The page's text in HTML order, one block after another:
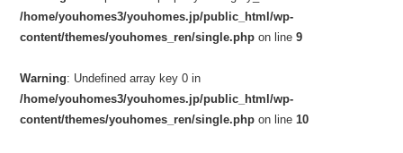
/home/youhomes3/youhomes.jp/public_html/wp-
content/themes/youhomes_ren/single.php on line9
Warning: Undefined array key 0 in
/home/youhomes3/youhomes.jp/public_html/wp-
content/themes/youhomes_ren/single.php on line10